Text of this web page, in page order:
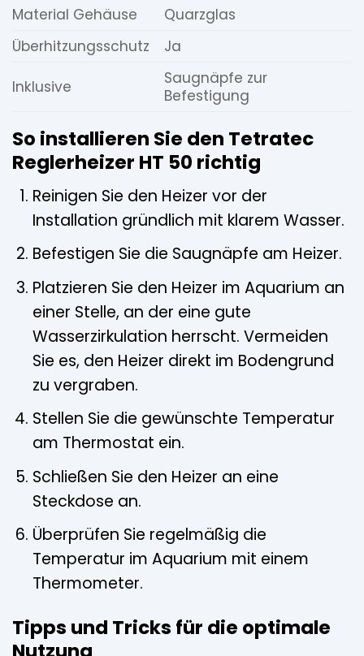
Material Gehäuse
Quarzglas
Überhitzungsschutz
Ja
Inklusive
Saugnäpfe zur
Befestigung
So installieren Sie den Tetratec
Reglerheizer HT 50 richtig
Reinigen Sie den Heizer vor der
Installation gründlich mit klarem Wasser.
Befestigen Sie die Saugnäpfe am Heizer.
Platzieren Sie den Heizer im Aquarium an
einer Stelle, an der eine gute
Wasserzirkulation herrscht. Vermeiden
Sie es, den Heizer direkt im Bodengrund
zu vergraben.
Stellen Sie die gewünschte Temperatur
am Thermostat ein.
Schließen Sie den Heizer an eine
Steckdose an.
Überprüfen Sie regelmäßig die
Temperatur im Aquarium mit einem
Thermometer.
Tipps und Tricks für die optimale